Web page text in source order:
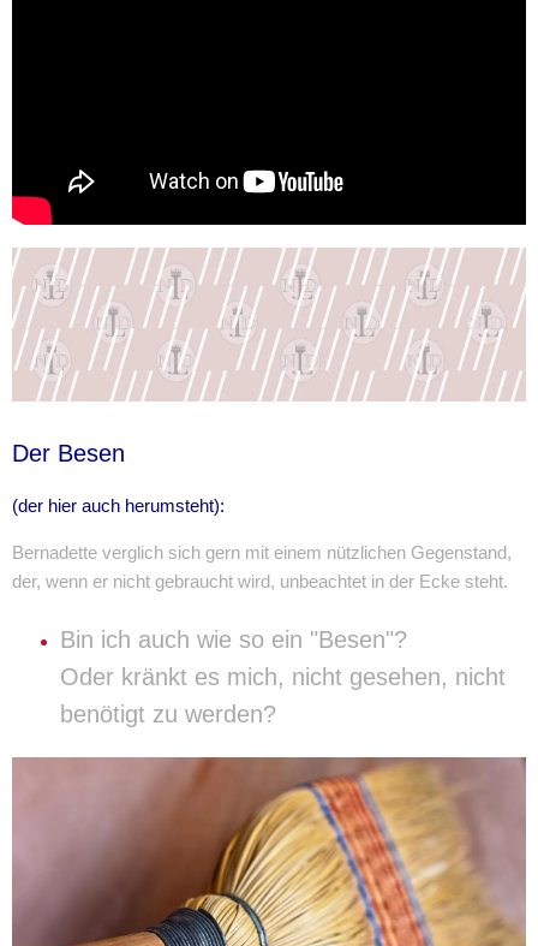
Der Besen
(der hier auch herumsteht):
Bernadette verglich sich gern mit einem nützlichen Gegenstand,
der, wenn er nicht gebraucht wird, unbeachtet in der Ecke steht.
Bin ich auch wie so ein "Besen"?
Oder kränkt es mich, nicht gesehen, nicht
benötigt zu werden?